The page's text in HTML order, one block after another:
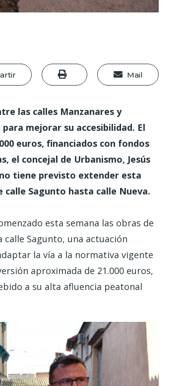
Mail
las calles Manzanares y
mejorar su accesibilidad. El
euros, financiados con fondos
el concejal de Urbanismo, Jesús
tiene previsto extender esta
calle Sagunto hasta calle Nueva.
esta semana las obras de
Sagunto, una actuación
la vía a la normativa vigente
aproximada de 21.000 euros,
a su alta afluencia peatonal